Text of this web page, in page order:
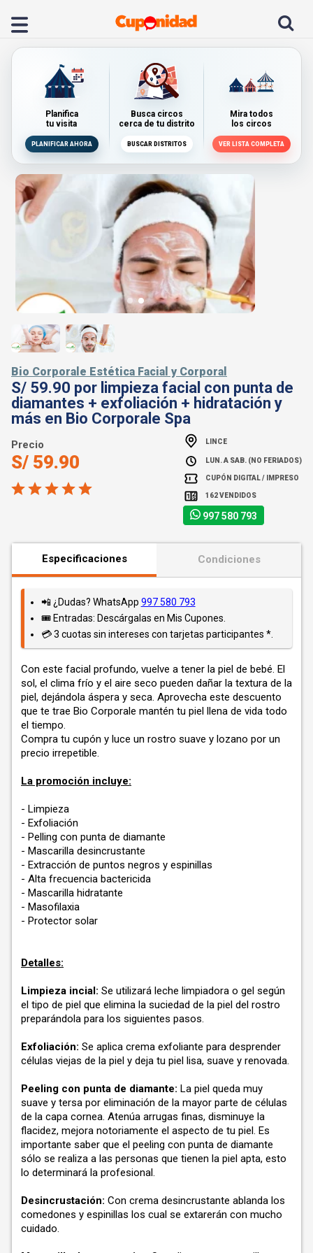
Planifica
tu visita
PLANIFICAR AHORA
Busca circos
cerca de tu distrito
BUSCAR DISTRITOS
Mira todos
los circos
VER LISTA COMPLETA
Bio Corporale Estética Facial y Corporal
S/ 59.90 por limpieza facial con punta de
diamantes + exfoliación + hidratación y
más en Bio Corporale Spa
Precio
S/ 59.90
LINCE
LUN. A SAB. (NO FERIADOS)
CUPÓN DIGITAL / IMPRESO
162 VENDIDOS
997 580 793
Especificaciones Condiciones
📲 ¿Dudas? WhatsApp 997 580 793
🎟️ Entradas: Descárgalas en Mis Cupones.
💳 3 cuotas sin intereses con tarjetas participantes *.
Con este facial profundo, vuelve a tener la piel de bebé. El
sol, el clima frío y el aire seco pueden dañar la textura de la
piel, dejándola áspera y seca. Aprovecha este descuento
que te trae Bio Corporale mantén tu piel llena de vida todo
el tiempo.
Compra tu cupón y luce un rostro suave y lozano por un
precio irrepetible.
La promoción incluye:
- Limpieza
- Exfoliación
- Pelling con punta de diamante
- Mascarilla desincrustante
- Extracción de puntos negros y espinillas
- Alta frecuencia bactericida
- Mascarilla hidratante
- Masofilaxia
- Protector solar
Detalles:
Limpieza incial: Se utilizará leche limpiadora o gel según
el tipo de piel que elimina la suciedad de la piel del rostro
preparándola para los siguientes pasos.
Exfoliación: Se aplica crema exfoliante para desprender
células viejas de la piel y deja tu piel lisa, suave y renovada.
Peeling con punta de diamante: La piel queda muy
suave y tersa por eliminación de la mayor parte de células
de la capa cornea. Atenúa arrugas finas, disminuye la
flacidez, mejora notoriamente el aspecto de tu piel. Es
importante saber que el peeling con punta de diamante
sólo se realiza a las personas que tienen la piel apta, esto
lo determinará la profesional.
Desincrustación: Con crema desincrustante ablanda los
comedones y espinillas los cual se extarerán con mucho
cuidado.